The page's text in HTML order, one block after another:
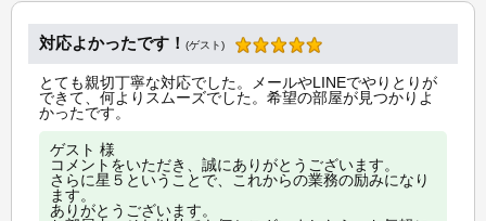
対応よかったです！ (ゲスト)
とても親切丁寧な対応でした。メールやLINEでやりとりが
できて、何よりスムーズでした。希望の部屋が見つかりよ
かったです。
ゲスト 様
コメントをいただき、誠にありがとうございます。
さらに星５ということで、これからの業務の励みになり
ます。
ありがとうございます。